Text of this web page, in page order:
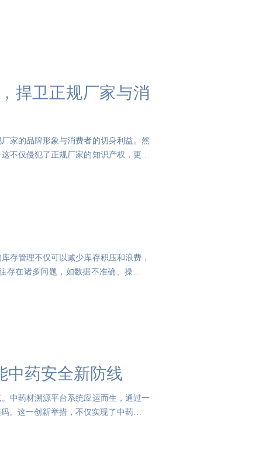
捍卫正规厂家与消
家的品牌形象与消费者的切身利益。然
不仅侵犯了正规厂家的知识产权，更严
存管理不仅可以减少库存积压和浪费，
在诸多问题，如数据不准确、操作繁
中药安全新防线
中药材溯源平台系统应运而生，通过一
这一创新举措，不仅实现了中药材从